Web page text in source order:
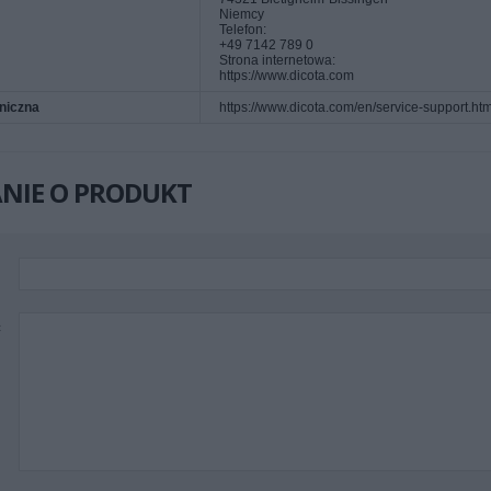
Niemcy
Telefon:
+49 7142 789 0
Strona internetowa:
https://www.dicota.com
https://www.dicota.com/en/service-
O PRODUKT